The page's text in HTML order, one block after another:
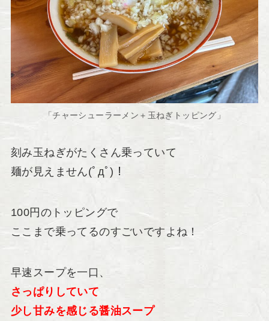
「チャーシューラーメン＋玉ねぎトッピング」
刻み玉ねぎがたくさん乗っていて
麺が見えません(ﾟдﾟ)！
100円のトッピングで
ここまで乗ってるのすごいですよね！
早速スープを一口、
さっぱりしていて
少し甘みを感じる醤油スープ